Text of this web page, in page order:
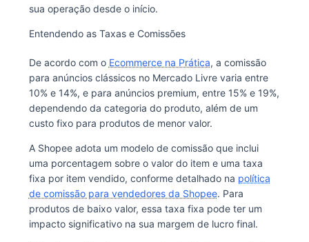
sua operação desde o início.
Entendendo as Taxas e Comissões
De acordo com o Ecommerce na Prática, a comissão
para anúncios clássicos no Mercado Livre varia entre
10% e 14%, e para anúncios premium, entre 15% e 19%,
dependendo da categoria do produto, além de um
custo fixo para produtos de menor valor.
A Shopee adota um modelo de comissão que inclui
uma porcentagem sobre o valor do item e uma taxa
fixa por item vendido, conforme detalhado na política
de comissão para vendedores da Shopee. Para
produtos de baixo valor, essa taxa fixa pode ter um
impacto significativo na sua margem de lucro final.